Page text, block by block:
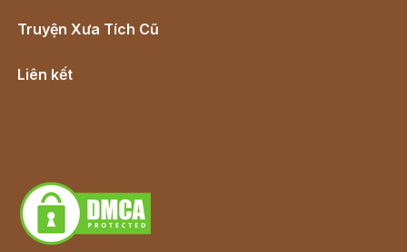
Truyện Xưa Tích Cũ
Liên kết